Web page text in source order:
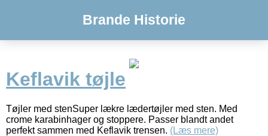
Brande Historie
Keflavik tøjle
Tøjler med stenSuper lækre lædertøjler med sten. Med
crome karabinhager og stoppere. Passer blandt andet
perfekt sammen med Keflavik trensen. (Læs mere)